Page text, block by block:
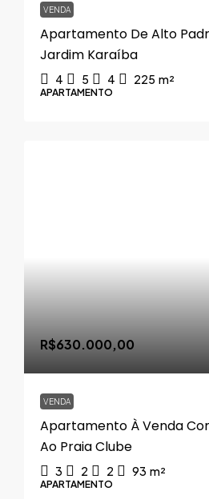
VENDA
Apartamento De Alto
Jardim Karaíba
4 5 4 225 m²
APARTAMENTO
R$630.000,00
VENDA
Apartamento À Venda
Ao Praia Clube
3 2 2 93 m²
APARTAMENTO